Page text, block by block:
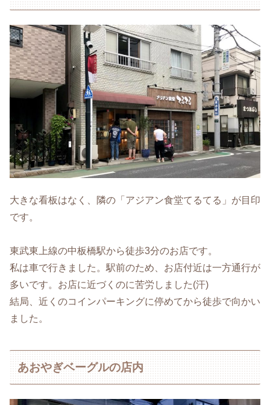
大きな看板はなく、隣の「アジアン食堂てるてる」が目印
です。
東武東上線の中板橋駅から徒歩3分のお店です。
私は車で行きました。駅前のため、お店付近は一方通行が
多いです。お店に近づくのに苦労しました(汗)
結局、近くのコインパーキングに停めてから徒歩で向かい
ました。
あおやぎベーグルの店内